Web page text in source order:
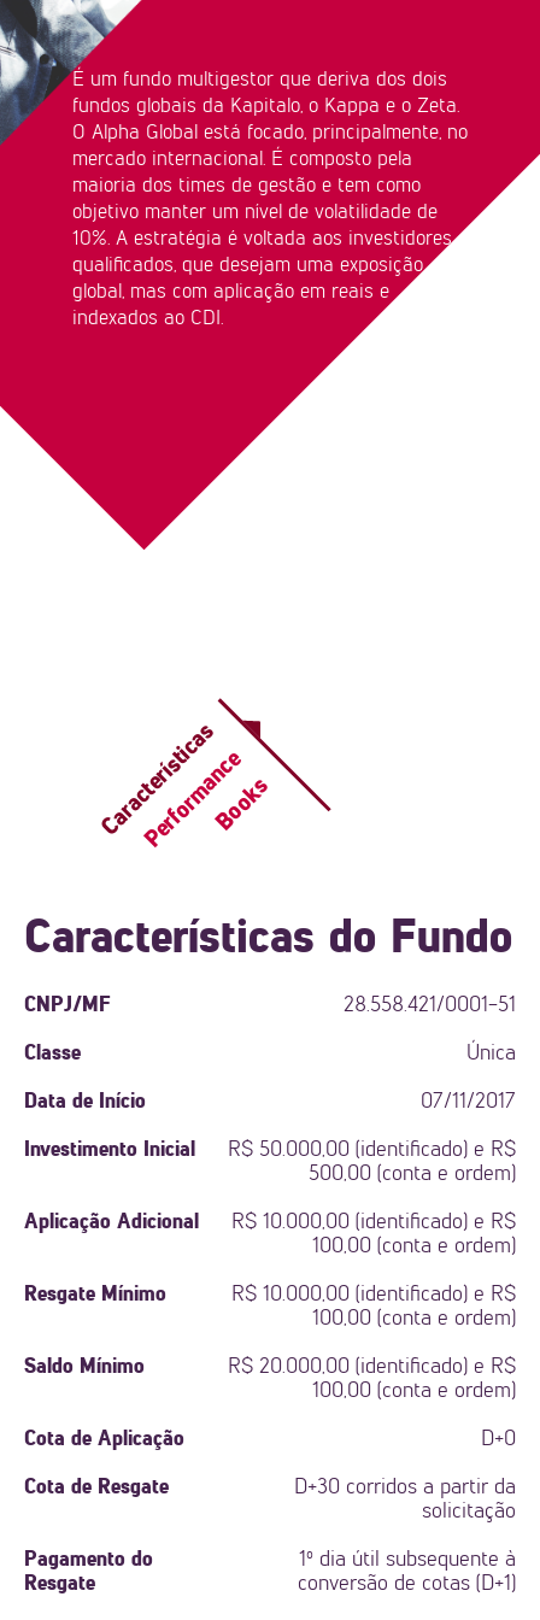
É um fundo multigestor que deriva dos dois
fundos globais da Kapitalo, o Kappa e o Zeta.
O Alpha Global está focado, principalmente, no
mercado internacional. É composto pela
maioria dos times de gestão e tem como
objetivo manter um nível de volatilidade de
10%. A estratégia é voltada aos investidores
qualificados, que desejam uma exposição
global, mas com aplicação em reais e
indexados ao CDI.
Características
Performance
Books
Características do Fundo
CNPJ/MF 28.558.421/0001-51
Classe Única
Data de Início 07/11/2017
Investimento Inicial
R$ 50.000,00 (identificado) e R$
500,00 (conta e ordem)
Aplicação Adicional
R$ 10.000,00 (identificado) e R$
100,00 (conta e ordem)
Resgate Mínimo
R$ 10.000,00 (identificado) e R$
100,00 (conta e ordem)
Saldo Mínimo
R$ 20.000,00 (identificado) e R$
100,00 (conta e ordem)
Cota de Aplicação D+0
Cota de Resgate
D+30 corridos a partir da
solicitação
Pagamento do
Resgate
1º dia útil subsequente à
conversão de cotas (D+1)